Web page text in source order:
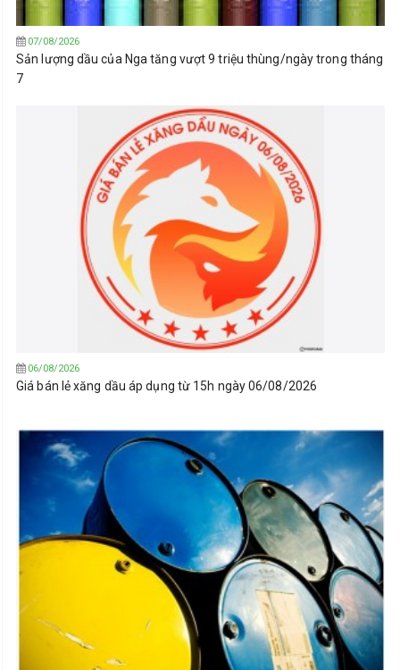
07/08/2026
Sản lượng dầu của Nga tăng vượt 9 triệu thùng/ngày trong tháng
7
06/08/2026
Giá bán lẻ xăng dầu áp dụng từ 15h ngày 06/08/2026